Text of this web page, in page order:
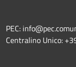
PEC:
Centralino Unico: